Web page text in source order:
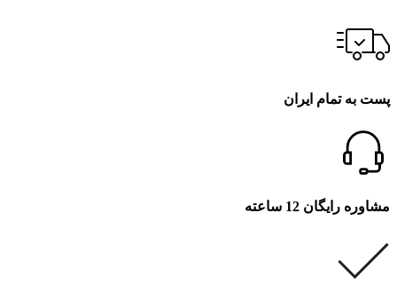
پست به تمام ایران
مشاوره رایگان 12 ساعته